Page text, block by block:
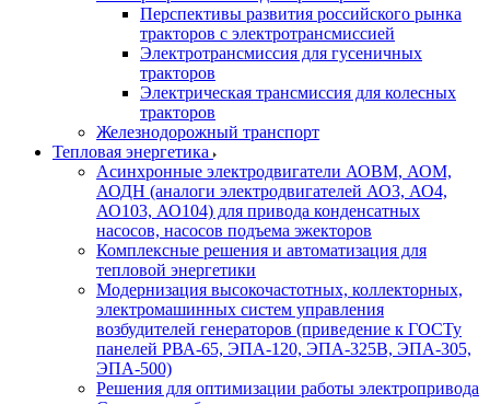
Перспективы развития российского рынка
тракторов с электротрансмиссией
Электротрансмиссия для гусеничных
тракторов
Электрическая трансмиссия для колесных
тракторов
Железнодорожный транспорт
Тепловая энергетика
Асинхронные электродвигатели АОВМ, АОМ,
АОДН (аналоги электродвигателей АО3, АО4,
АО103, АО104) для привода конденсатных
насосов, насосов подъема эжекторов
Комплексные решения и автоматизация для
тепловой энергетики
Модернизация высокочастотных, коллекторных,
электромашинных систем управления
возбудителей генераторов (приведение к ГОСТу
панелей РВА-65, ЭПА-120, ЭПА-325В, ЭПА-305,
ЭПА-500)
Решения для оптимизации работы электропривода